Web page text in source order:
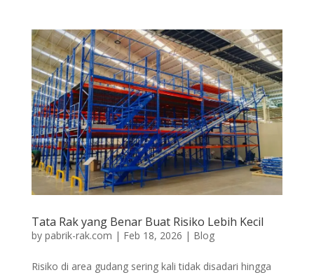
Tata Rak yang Benar Buat Risiko Lebih Kecil
by pabrik-rak.com | Feb 18, 2026 | Blog
Risiko di area gudang sering kali tidak disadari hingga